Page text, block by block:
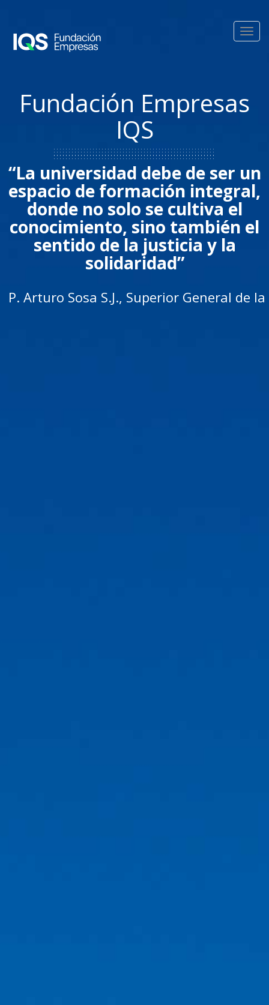
Fundación Empresas
IQS
“La universidad debe de ser un
espacio de formación integral,
donde no solo se cultiva el
conocimiento, sino también el
sentido de la justicia y la
solidaridad”
P. Arturo Sosa S.J., Superior General de